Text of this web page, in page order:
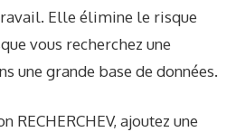
Elle élimine le risque
vous recherchez une
une grande base de données.
ajoutez une